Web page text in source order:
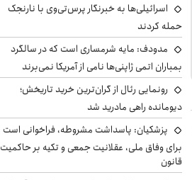
اسرائیلی‌ها به خبرنگار پرس‌تی‌وی با نارنجک
حمله کردند
مدودف: مایه شرمساری است که در سالگرد
بمباران اتمی ژاپنی‌ها نامی از آمریکا نمی‌برند
رونمایی رئال از گران‌ترین خرید تاریخش؛
دیومانده راهی مادرید شد
پزشکیان: پاسداشت مشروطه، فراخوانی است
برای وفاق ملی، عقلانیت جمعی و تکیه بر حاکمیت
قانون